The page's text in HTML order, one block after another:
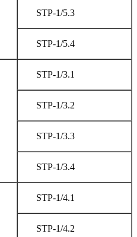
STP-1/5.3
STP-1/5.4
STP-1/3.1
STP-1/3.2
STP-1/3.3
STP-1/3.4
STP-1/4.1
STP-1/4.2